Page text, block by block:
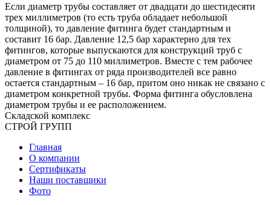
Если диаметр трубы составляет от двадцати до шестидесяти
трех миллиметров (то есть труба обладает небольшой
толщиной), то давление фитинга будет стандартным и
составит 16 бар. Давление 12,5 бар характерно для тех
фитингов, которые выпускаются для конструкций труб с
диаметром от 75 до 110 миллиметров. Вместе с тем рабочее
давление в фитингах от ряда производителей все равно
остается стандартным – 16 бар, притом оно никак не связано с
диаметром конкретной трубы. Форма фитинга обусловлена
диаметром трубы и ее расположением.
Складской комплекс
СТРОЙ ГРУПП
Главная
О компании
Сертификаты
Наши поставщики
Фото